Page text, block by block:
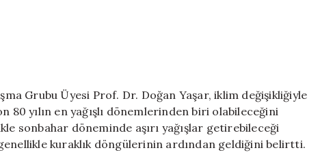
Grubu Üyesi Prof. Dr. Doğan Yaşar, iklim değişikliğiyle
80 yılın en yağışlı dönemlerinden biri olabileceğini
sonbahar döneminde aşırı yağışlar getirebileceği
genellikle kuraklık döngülerinin ardından geldiğini belirtti.